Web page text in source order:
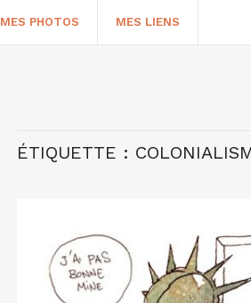
MES PHOTOS MES LIENS
ÉTIQUETTE :